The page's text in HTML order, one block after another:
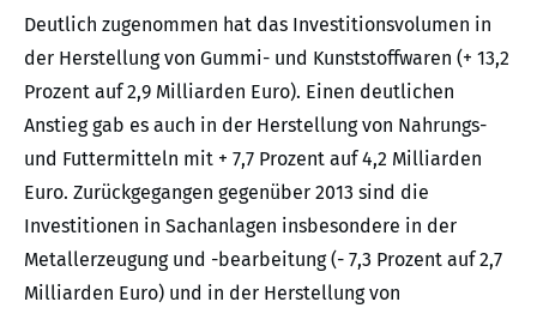
Deutlich zugenommen hat das Investitionsvolumen in
der Herstellung von Gummi- und Kunststoffwaren (+ 13,2
Prozent auf 2,9 Milliarden Euro). Einen deutlichen
Anstieg gab es auch in der Herstellung von Nahrungs-
und Futtermitteln mit + 7,7 Prozent auf 4,2 Milliarden
Euro. Zurückgegangen gegenüber 2013 sind die
Investitionen in Sachanlagen insbesondere in der
Metallerzeugung und -bearbeitung (- 7,3 Prozent auf 2,7
Milliarden Euro) und in der Herstellung von